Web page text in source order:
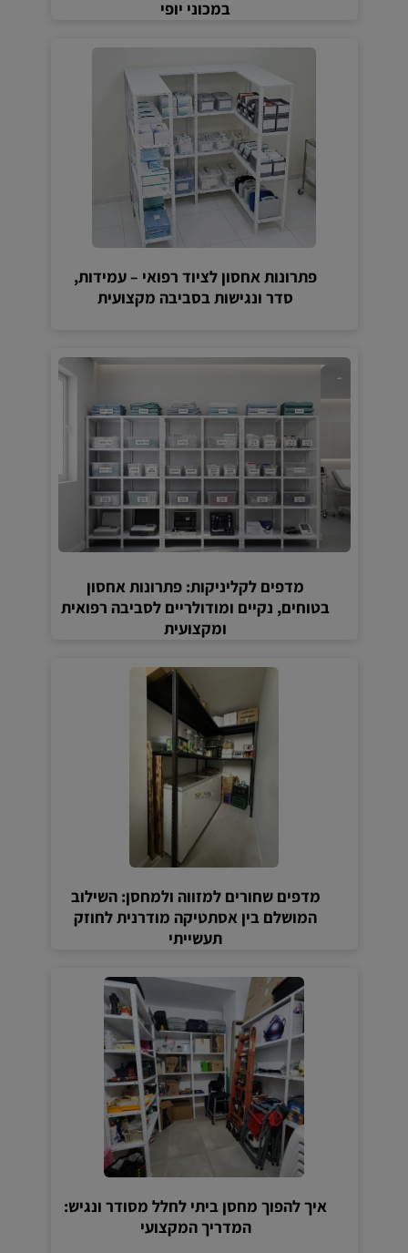
במכוני יופי
פתרונות אחסון לציוד רפואי – עמידות,
סדר ונגישות בסביבה מקצועית
מדפים לקליניקות: פתרונות אחסון
בטוחים, נקיים ומודולריים לסביבה רפואית
ומקצועית
מדפים שחורים למזווה ולמחסן: השילוב
המושלם בין אסתטיקה מודרנית לחוזק
תעשייתי
איך להפוך מחסן ביתי לחלל מסודר ונגיש:
המדריך המקצועי